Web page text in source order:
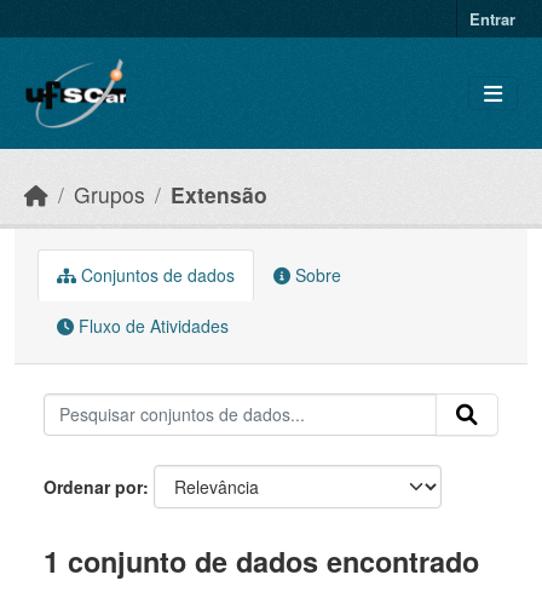
Entrar
Grupos Extensão
Conjuntos de dados Sobre
Fluxo de Atividades
Ordenar por
1 conjunto de dados encontrado